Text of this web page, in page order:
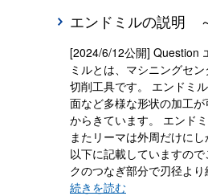
エンドミルの説明
[2024/6/12公開] Question
ミルとは、マシニングセ
切削工具です。 エンドミ
面など多様な形状の加工
からきています。 エンド
またリーマは外周だけに
以下に記載していますの
クのつなぎ部分で刃径より
続きを読む